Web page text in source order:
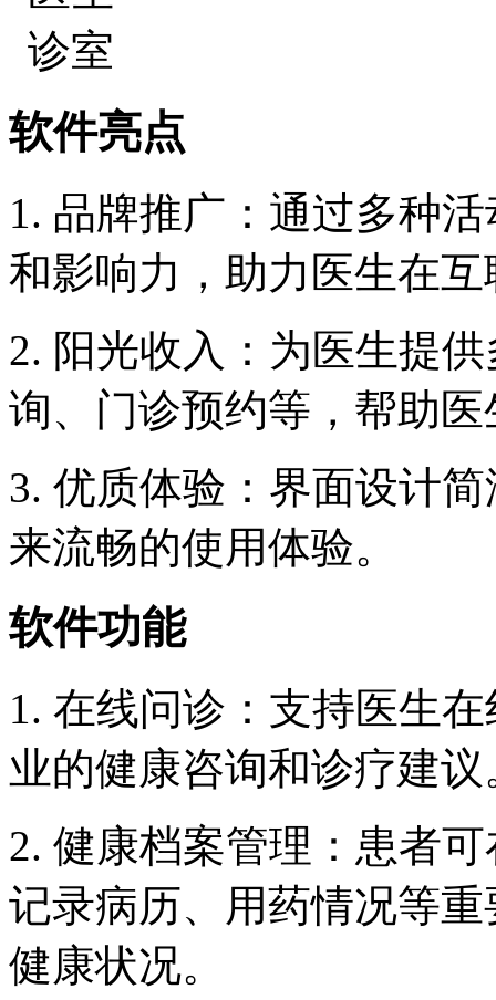
软件亮点
1. 品牌推广：通过多种
和影响力，助力医生在
2. 阳光收入：为医生提
询、门诊预约等，帮助
3. 优质体验：界面设计
来流畅的使用体验。
软件功能
1. 在线问诊：支持医生
业的健康咨询和诊疗建议
2. 健康档案管理：患者
记录病历、用药情况等
健康状况。